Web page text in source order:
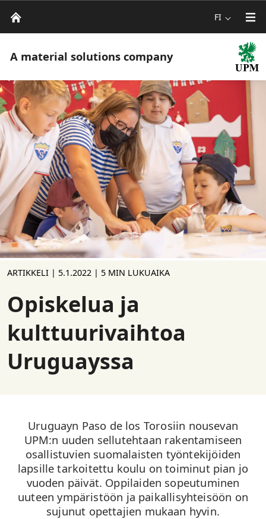
FI
A material solutions company
ARTIKKELI | 5.1.2022 | 5 MIN LUKUAIKA
Opiskelua ja
kulttuurivaihtoa
Uruguayssa
Uruguayn Paso de los Torosiin nousevan
UPM:n uuden sellutehtaan rakentamiseen
osallistuvien suomalaisten työntekijöiden
lapsille tarkoitettu koulu on toiminut pian jo
vuoden päivät. Oppilaiden sopeutuminen
uuteen ympäristöön ja paikallisyhteisöön on
sujunut opettajien mukaan hyvin.